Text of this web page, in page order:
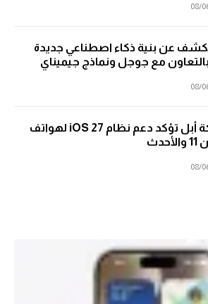
08/
عن بنية ذكاء اصطناعي جديدة
بالتعاون مع جوجل ونماذج جيميناي
08/
شركة أبل تؤكد دعم نظام iOS 27 لهواتف
08/